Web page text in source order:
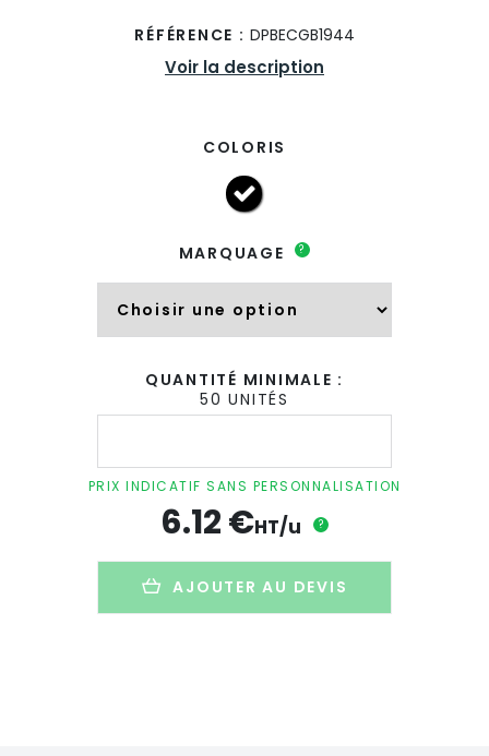
RÉFÉRENCE : DPBECGB1944
Voir la description
COLORIS
MARQUAGE ?
QUANTITÉ MINIMALE :
50 UNITÉS
quantité
personnalisée
en
PRIX INDICATIF SANS PERSONNALISATION
6.12€HT/u ?
AJOUTER AU DEVIS